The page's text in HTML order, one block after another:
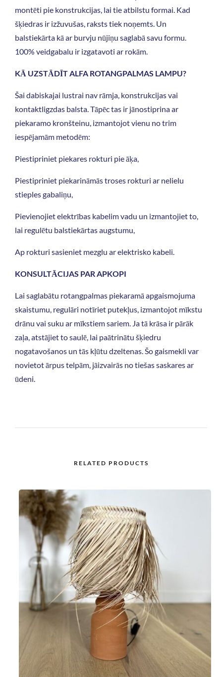
montēti pie konstrukcijas, lai tie atbilstu formai. Kad
šķiedras ir izžuvušas, raksts tiek noņemts. Un
balstiekārta kā ar burvju nūjiņu saglabā savu formu.
100% veidgabalu ir izgatavoti ar rokām.
KĀ UZSTĀDĪT ALFA ROTANGPALMAS LAMPU?
Šai dabiskajai lustrai nav rāmja, konstrukcijas vai
kontaktligzdas balsta. Tāpēc tas ir jānostiprina ar
piekaramo kronšteinu, izmantojot vienu no trim
iespējamām metodēm:
Piestipriniet piekares rokturi pie āķa,
Piestipriniet piekarināmās troses rokturi ar nelielu
stieples gabaliņu,
Pievienojiet elektrības kabelim vadu un izmantojiet to,
lai regulētu balstiekārtas augstumu,
Ap rokturi sasieniet mezglu ar elektrisko kabeli.
KONSULTĀCIJAS PAR APKOPI
Lai saglabātu rotangpalmas piekaramā apgaismojuma
skaistumu, regulāri notīriet putekļus, izmantojot mīkstu
drānu vai suku ar mīkstiem sariem. Ja tā krāsa ir pārāk
zaļa, atstājiet to saulē, lai paātrinātu šķiedru
nogatavošanos un tās kļūtu dzeltenas. Šo gaismekli var
novietot ārpus telpām, jāizvairās no tiešas saskares ar
ūdeni.
RELATED PRODUCTS